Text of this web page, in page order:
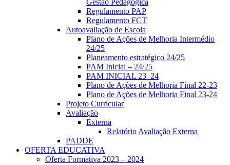
Gestão Pedagógica
Regulamento PAP
Regulamento FCT
Autoavaliação de Escola
Plano de Ações de Melhoria Intermédio
24/25
Planeamento estratégico 24/25
PAM Inicial – 24/25
PAM INICIAL 23_24
Plano de Ações de Melhoria Final 22-23
Plano de Ações de Melhoria Final 23-24
Projeto Curricular
Avaliação
Externa
Relatório Avaliação Externa
PADDE
OFERTA EDUCATIVA
Oferta Formativa 2023 – 2024